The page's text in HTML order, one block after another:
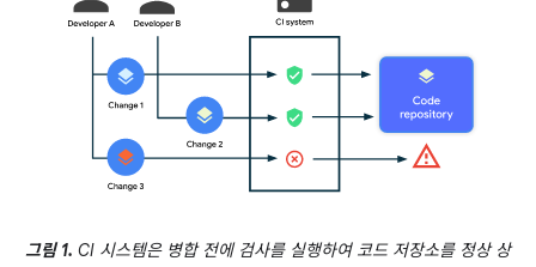
그림 1. CI 시스템은 병합 전에 검사를 실행하여 코드 저장소를 정상 상